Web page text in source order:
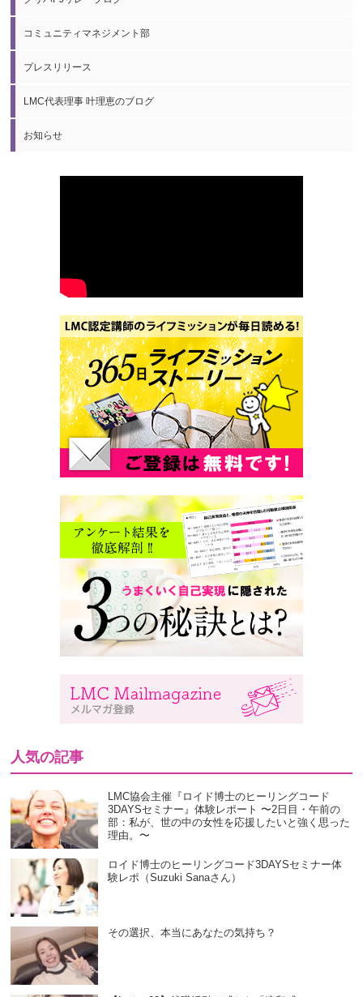
コミュニティマネジメント部
プレスリリース
LMC代表理事 叶理恵のブログ
お知らせ
人気の記事
LMC協会主催『ロイド博士のヒーリングコード
3DAYSセミナー』体験レポート 〜2日目・午前の
部：私が、世の中の女性を応援したいと強く思った
理由。〜
ロイド博士のヒーリングコード3DAYSセミナー体
験レポ（Suzuki Sanaさん）
その選択、本当にあなたの気持ち？